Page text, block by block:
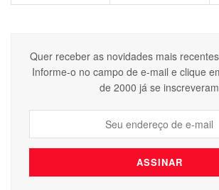
Quer receber as novidades mais
Informe-o no campo de e-mail e clique
de 2000 já se inscreveram